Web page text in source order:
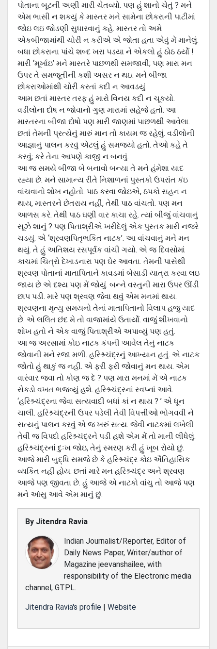
પોતાના બૂટની અણી મારી ચેતવ્‍યો. પણ હું શાનો ચેતું ? મને
એમ ભાસી ન શકયું કે માસ્‍તર મને સામેના છોકરાની પાટીમાં
જોઇ લઇ જોડણી સુધારવાનું કહે. માસ્‍તર તો અમે
એકબીજામાંથી ચોરી ન કરીએ એ જોતા હતા એવું મેં માનેલું.
બધા છોકરાના પાંચે શબ્‍દ ખરા પડયા ને એકલો હું ઠોઠ ઠર્યો !
મારી ‘મૂર્ખાઇ’ મને માસ્‍તરે પાછળથી સમજાવી; પણ મારા મન
ઉપર તે સમજૂતીની કશી અસર ન થઇ. મને બીજા
છોકરાઓમાંથી ચોરી કરતાં કદી ન આવડયું.
આમ છતાં માસ્‍તર તરફ હું મારો વિનય કદી ન ચૂકયો.
વડીલોના દોષ ન જોવાનો ગુણ મારામાં સહેજે હતો. આ
માસ્‍તરના બીજા દોષો પણ મારી જાણમાં પાછળથી આવેલા.
છતાં તેમની પ્રત્‍યેનું મારું માન તો કાયમ જ રહેલું. વડીલોની
આજ્ઞાનું પાલન કરવું એટલું હું સમજયો હતો. તેઓ કહે તે
કરવું; કરે તેના આપણે કાજી ન બનવું.
આ જ સમયે બીજા બે બનાવો બન્‍યા તે મને હંમેશા યાદ
રહ્યા છે. મને સામાન્‍ય રીતે નિશાળનાં પુસ્‍તકો ઉપરાંત કંઇ
વાંચવાનો શોખ નહોતો. પાઠ કરવા જોઇએ, ઠપકો સહન ન
થાય, માસ્‍તરને છેતરાય નહીં, તેથી પાઠ વાંચતો. પણ મન
આળસ કરે. તેથી પાઠ ઘણી વાર કાચા રહે. ત્‍યાં બીજું વાંચવાનું
સૂઝે શાનું ? પણ પિતાશ્રીએ ખરીદેલું એક પુસ્‍તક મારી નજરે
ચડયું. એ ‘શ્રવણપિતૃભકિત નાટક’. આ વાંચવાનું મને મન
થયું. તે હું અતિશય રસપૂર્વક વાંચી ગયો. એ જ દિવસોમાં
કાચમાં ચિત્રો દેખાડનારા પણ ઘેર આવતા. તેમની પાસેથી
શ્રવણ પોતાનાં માતાપિતાને કાવડમાં બેસાડી યાત્રા કરવા લઇ
જાય છે એ દશ્‍ય પણ મેં જોયું. બન્‍ને વસ્‍તુની મારા ઉપર ઊંડી
છાપ પડી. મારે પણ શ્રવણ જેવા થવું એમ મનમાં થાય.
શ્રવણના મૃત્‍યુ સમયનો તેનાં માતાપિતાનો વિલાપ હજુ યાદ
છે. એ લલિત છંદ મે તો વાજામાંયે ઉતાર્યો. વાજું શીખવાનો
શોખ હતો ને એક વાજું પિતાશ્રીએ અપાવ્‍યું પણ હતું.
આ જ અરસામાં કોઇ નાટક કંપની આવેલ તેનું નાટક
જોવાની મને રજા મળી. હરિશ્ર્ચંદ્રનું આખ્‍યાન હતું. એ નાટક
જોતો હું થાકું જ નહીં. એ ફરી ફરી જોવાનું મન થાય. એમ
વારંવાર જવા તો કોણ જ દે ? પણ મારા મનમાં મેં એ નાટક
સેકડો વખત ભજવ્‍યું હશે. હરિશ્ર્ચંદ્રનાં સ્‍વપ્‍નાં આવે.
‘હરિશ્ર્ચંદ્રના જેવા સત્યવાદી બધાં કાં ન થાય ? ’ એ ધૂન
ચાલી. હરિશ્ર્ચંદ્રની ઉપર પડેલી તેવી વિપત્તીઓ ભોગવવી ને
સત્‍યનું પાલન કરવું એ જ ખરું સત્‍ય. જેવી નાટકમાં લખેલી
તેવી જ વિપદો હરિશ્ર્ચંદ્રને પડી હશે એમ મેં તો માની લીધેલું.
હરિશ્ર્ચંદ્રનાં દુઃખ જોઇ, તેનું સ્‍મરણ કરી હું ખૂબ રોયો છું.
આજે મારી બુદ્ધિ સમજે છે કે હરિશ્ર્ચંદ્ર કોઇ ઐતિહાસિક
વ્‍યકિત નહીં હોય. છતાં મારે મન હરિશ્ર્ચંદ્ર અને શ્રવણ
આજે પણ જીવતા છે. હું આજે એ નાટકો વાંચુ તો આજે પણ
મને આંસુ આવે એમ માનું છું.
By Jitendra Ravia
Indian Journalist/Reporter, Editor of
Daily News Paper, Writer/author of
Magazine jeevanshailee, with
responsibility of the Electronic media
channel, GTPL.
Jitendra Ravia's profile | Website